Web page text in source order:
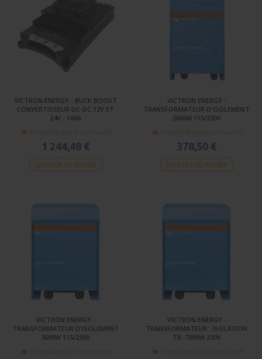
VICTRON ENERGY - BUCK BOOST
CONVERTISSEUR DC-DC 12V ET
24V - 100A
Disponible sous 6 jours ouvrés
1 244,48 €
AJOUTER AU PANIER
VICTRON ENERGY -
TRANSFORMATEUR D'ISOLEMENT
2000W 115/230V
Disponible sous 6 jours ouvrés
378,50 €
AJOUTER AU PANIER
VICTRON ENERGY -
TRANSFORMATEUR D'ISOLEMENT
3600W 115/230V
Disponible sous 6 jours ouvrés
VICTRON ENERGY -
TRANSFORMATEUR : ISOLATION
TR. 7000W 230V
Disponible sous 6 jours ouvrés